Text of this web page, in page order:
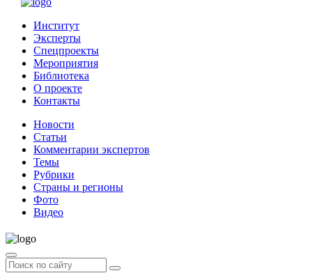
Институт
Эксперты
Спецпроекты
Мероприятия
Библиотека
О проекте
Контакты
Новости
Статьи
Комментарии экспертов
Темы
Рубрики
Страны и регионы
Фото
Видео